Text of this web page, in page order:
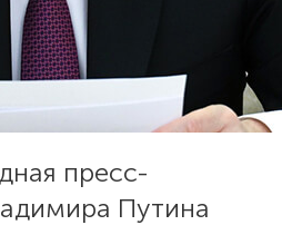
пресс-
Путина